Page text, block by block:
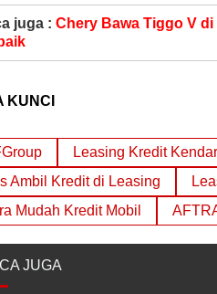
juga : Chery Bawa Tiggo V
KUNCI
Leasing Kredit
Ambil Kredit di Leasing
Mudah Kredit Mobil
JUGA